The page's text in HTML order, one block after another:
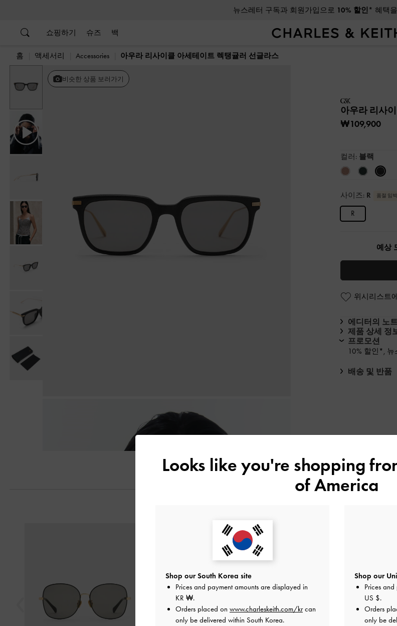
뉴스레터 구독과 회원가입으로 10% 할인* 혜택
쇼핑하기 슈즈 백
홈 액세서리 Accessories 아우라 리사이클 아세테이트 렉탱귤러 선글라스
비슷한 상품 보러가기
아우라 리사
₩109,900
컬러: 블랙
사이즈: R 품절 임박
R
예상
위시리스트
에디터의 노트
제품 상세 정
프로모션
10% 할인*,
배송 및 반품
Looks like you're shopping
of America
Shop our South Korea site
Prices and payment amounts are displayed in
KR ₩.
Orders placed on www.charleskeith.com/krcan
only be delivered within South Korea.
Shop our
Prices
US $.
Orders
only be